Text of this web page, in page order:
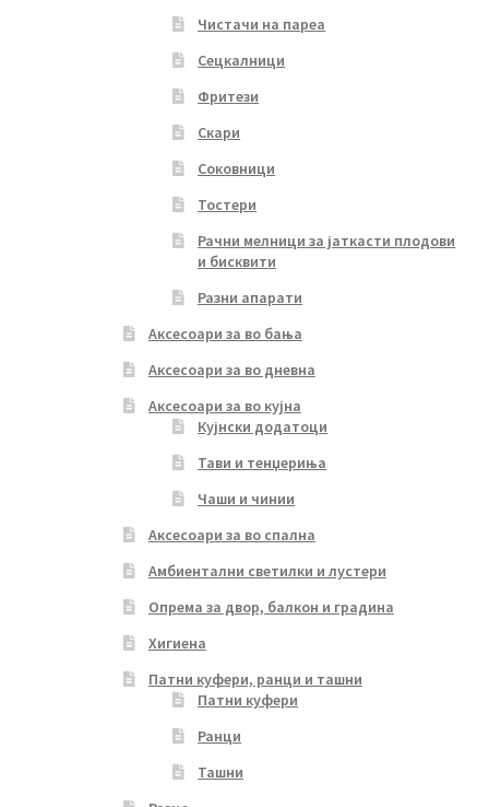
Чистачи на пареа
Сецкалници
Фритези
Скари
Соковници
Тостери
Рачни мелници за јаткасти плодови
и бисквити
Разни апарати
Аксесоари за во бања
Аксесоари за во дневна
Аксесоари за во кујна
Кујнски додатоци
Тави и тенџериња
Чаши и чинии
Аксесоари за во спална
Амбиентални светилки и лустери
Опрема за двор, балкон и градина
Хигиена
Патни куфери, ранци и ташни
Патни куфери
Ранци
Ташни